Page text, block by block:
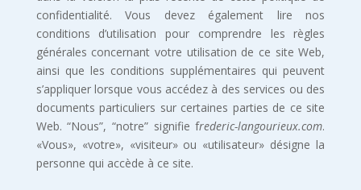
confidentialité. Vous devez également lire nos
conditions d’utilisation pour comprendre les règles
générales concernant votre utilisation de ce site Web,
ainsi que les conditions supplémentaires qui peuvent
s’appliquer lorsque vous accédez à des services ou des
documents particuliers sur certaines parties de ce site
Web. “Nous”, “notre” signifie frederic-langourieux.com.
«Vous», «votre», «visiteur» ou «utilisateur» désigne la
personne qui accède à ce site.